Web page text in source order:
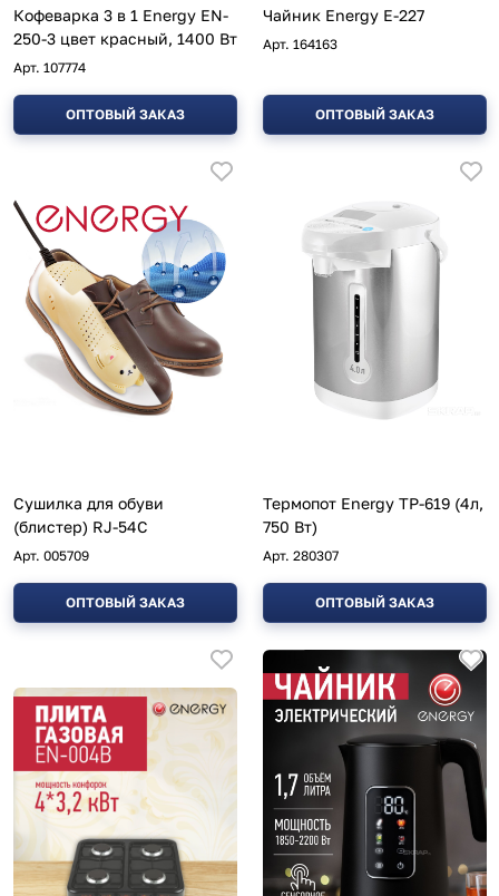
Кофеварка 3 в 1 Energy EN-
250-3 цвет красный, 1400 Вт
Арт. 107774
ОПТОВЫЙ ЗАКАЗ
Чайник Energy E-227
Арт. 164163
ОПТОВЫЙ ЗАКАЗ
Сушилка для обуви
(блистер) RJ-54С
Арт. 005709
ОПТОВЫЙ ЗАКАЗ
Термопот Energy TP-619 (4л,
750 Вт)
Арт. 280307
ОПТОВЫЙ ЗАКАЗ